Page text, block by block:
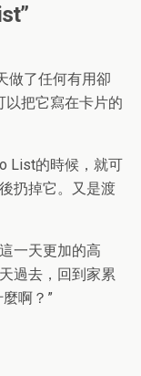
做了任何有用卻
以把它寫在卡片的
List的時候，就可
扔掉它。又是渡
一天更加的高
過去，回到家累
啊？”